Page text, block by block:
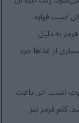
است فواید
به دلیل
از غذاها جزء
است. این باعث
کلم قرمز نیز